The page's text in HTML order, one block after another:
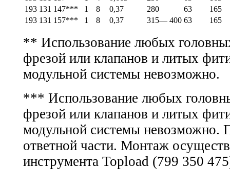
193 131 147***
1 8 0,37 280 63
165
193 131 157***
1 8 0,37 315— 400 63 165
** Использование любых
фрезой или клапанов и литых
модульной системы невозможно.
*** Использование любых
фрезой или клапанов и литых
модульной системы невозможно.
ответной части. Монтаж
инструмента Topload (799 350